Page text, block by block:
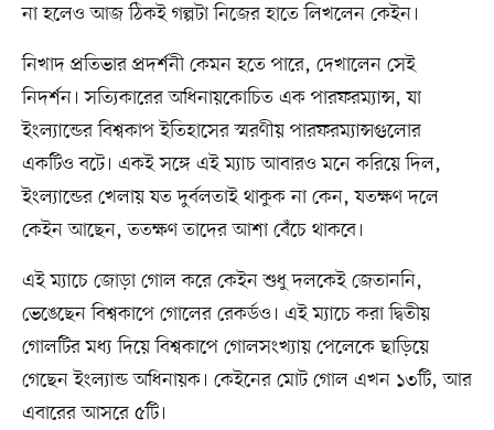
না হলেও আজ ঠিকই গল্পটা নিজের হাতে লিখলেন কেইন।
নিখাদ প্রতিভার প্রদর্শনী কেমন হতে পারে, দেখালেন সেই
নিদর্শন। সত্যিকারের অধিনায়কোচিত এক পারফরম্যান্স, যা
ইংল্যান্ডের বিশ্বকাপ ইতিহাসের স্মরণীয় পারফরম্যান্সগুলোর
একটিও বটে। একই সঙ্গে এই ম্যাচ আবারও মনে করিয়ে দিল,
ইংল্যান্ডের খেলায় যত দুর্বলতাই থাকুক না কেন, যতক্ষণ দলে
কেইন আছেন, ততক্ষণ তাদের আশা বেঁচে থাকবে।
এই ম্যাচে জোড়া গোল করে কেইন শুধু দলকেই জেতাননি,
ভেঙেছেন বিশ্বকাপে গোলের রেকর্ডও। এই ম্যাচে করা দ্বিতীয়
গোলটির মধ্য দিয়ে বিশ্বকাপে গোলসংখ্যায় পেলেকে ছাড়িয়ে
গেছেন ইংল্যান্ড অধিনায়ক। কেইনের মোট গোল এখন ১৩টি, আর
এবারের আসরে ৫টি।